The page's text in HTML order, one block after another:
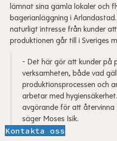
lämnat sina gamla lokaler och
bagerianläggning i
naturligt intresse från kunder
produktionen går till i Sveriges
- Det här gör att kunder på
verksamheten, både vad
produktionsprocessen och
arbetar med
avgörande för att
säger Moses Isik.
Kontakta oss